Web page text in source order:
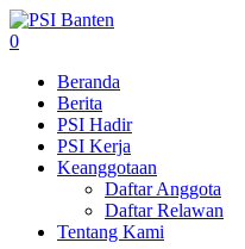
0
Beranda
Berita
PSI Hadir
PSI Kerja
Keanggotaan
Daftar Anggota
Daftar Relawan
Tentang Kami